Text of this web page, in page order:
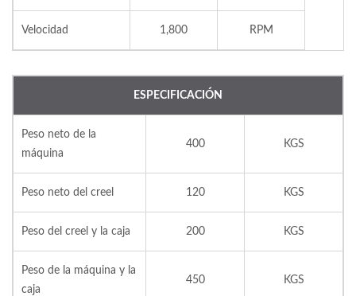
Velocidad 1,800 RPM
ESPECIFICACIÓN
Peso neto de la
máquina
400 KGS
Peso neto del creel 120 KGS
Peso del creel y la caja 200 KGS
Peso de la máquina y la
caja
450 KGS